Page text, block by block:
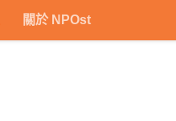
關於 NPOst